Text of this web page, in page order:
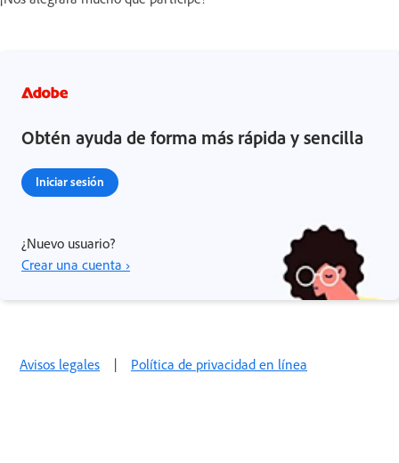
Obtén ayuda de forma más rápida y sencilla
Iniciar sesión
¿Nuevo usuario?
Crear una cuenta ›
Avisos legales | Política de privacidad en línea